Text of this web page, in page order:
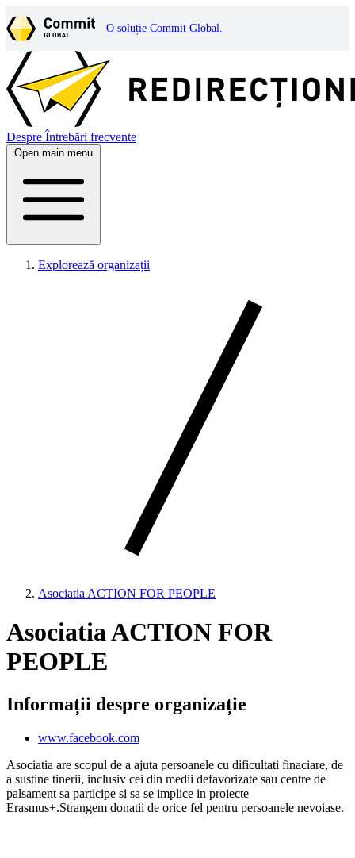
O soluție Commit Global.
Despre Întrebări frecvente
Open main menu
Explorează organizații
Asociatia ACTION FOR PEOPLE
Asociatia ACTION FOR
PEOPLE
Informații despre organizație
www.facebook.com
Asociatia are scopul de a ajuta persoanele cu dificultati finaciare, de
a sustine tinerii, inclusiv cei din medii defavorizate sau centre de
palsament sa participe si sa se implice in proiecte
Erasmus+.Strangem donatii de orice fel pentru persoanele nevoiase.